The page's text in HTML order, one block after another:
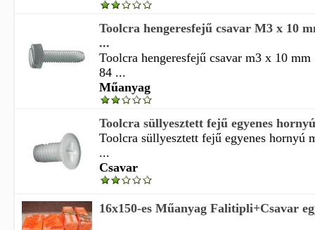
Toolcra hengeresfejű csavar M3 x 10
...
Toolcra hengeresfejű csavar m3 x 10
84 ...
Műanyag
Toolcra süllyesztett fejű egyenes
Toolcra süllyesztett fejű egyenes hornyú
...
Csavar
16x150-es Műanyag Falitipli+Csavar